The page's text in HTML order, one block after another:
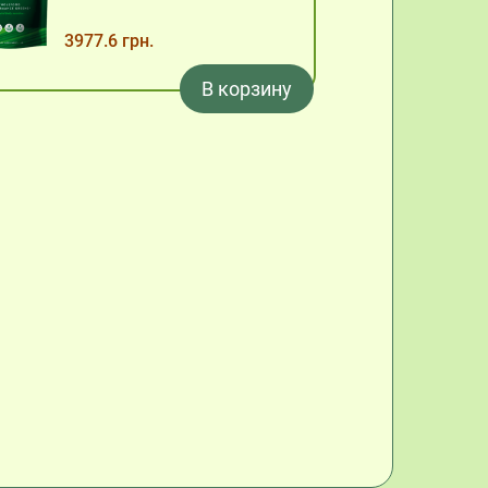
3977.6 грн.
В корзину